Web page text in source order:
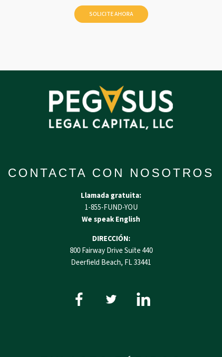
CONTACTA CON NOSOTROS
Llamada gratuita:
1-855-FUND-YOU
We speak English
DIRECCIÓN:
800 Fairway Drive Suite 440
Deerfield Beach, FL 33441